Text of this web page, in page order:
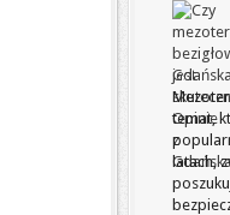
Gdańska
temat,
latach,